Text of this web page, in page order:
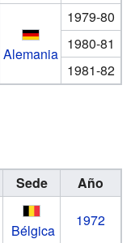
Alemania
1979-80
1980-81
1981-82
Sede
Año
Bélgica
1972